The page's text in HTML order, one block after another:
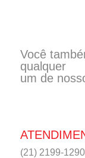
Você
qualquer
um de
(21) 2199-1290